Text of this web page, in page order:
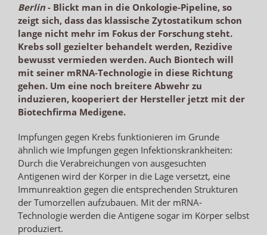
Berlin- Blickt man in die Onkologie-Pipeline, so
zeigt sich, dass das klassische Zytostatikum schon
lange nicht mehr im Fokus der Forschung steht.
Krebs soll gezielter behandelt werden, Rezidive
bewusst vermieden werden. Auch Biontech will
mit seiner mRNA-Technologie in diese Richtung
gehen. Um eine noch breitere Abwehr zu
induzieren, kooperiert der Hersteller jetzt mit der
Biotechfirma Medigene.
Impfungen gegen Krebs funktionieren im Grunde
ähnlich wie Impfungen gegen Infektionskrankheiten:
Durch die Verabreichungen von ausgesuchten
Antigenen wird der Körper in die Lage versetzt, eine
Immunreaktion gegen die entsprechenden Strukturen
der Tumorzellen aufzubauen. Mit der mRNA-
Technologie werden die Antigene sogar im Körper selbst
produziert.